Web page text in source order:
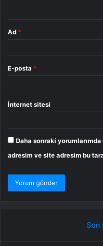
Ad *
E-posta *
İnternet sitesi
Daha sonraki
adresim ve site adresim bu
Son